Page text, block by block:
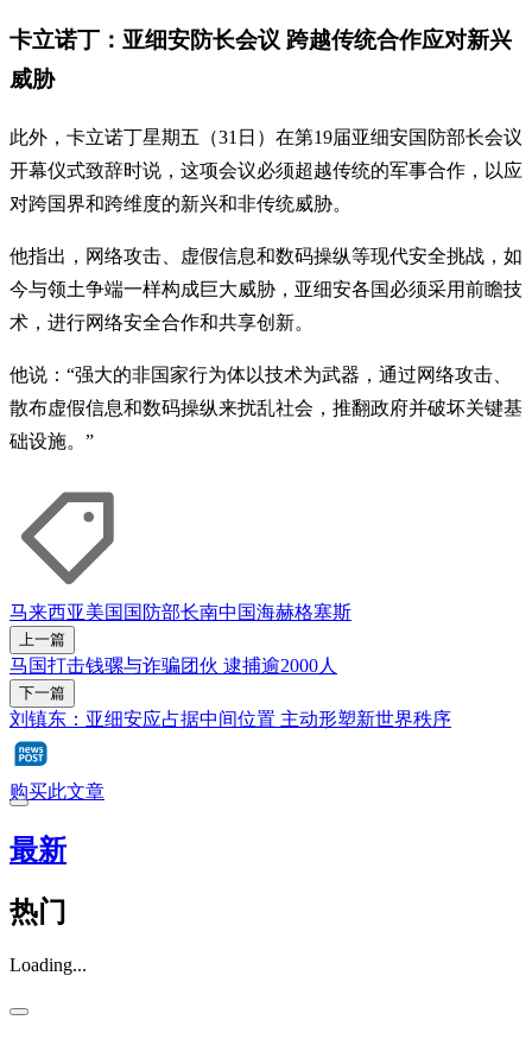
卡立诺丁：亚细安防长会议 跨越传统合作应对新兴
威胁
此外，卡立诺丁星期五（31日）在第19届亚细安国防部长会议
开幕仪式致辞时说，这项会议必须超越传统的军事合作，以应
对跨国界和跨维度的新兴和非传统威胁。
他指出，网络攻击、虚假信息和数码操纵等现代安全挑战，如
今与领土争端一样构成巨大威胁，亚细安各国必须采用前瞻技
术，进行网络安全合作和共享创新。
他说：“强大的非国家行为体以技术为武器，通过网络攻击、
散布虚假信息和数码操纵来扰乱社会，推翻政府并破坏关键基
础设施。”
马来西亚美国 国防部长南中国海赫格塞斯
上一篇
马国打击钱骡与诈骗团伙 逮捕逾2000人
下一篇
刘镇东：亚细安应占据中间位置 主动形塑新世界秩序
购买此文章
最新
热门
Loading...